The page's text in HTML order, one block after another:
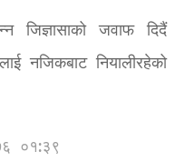
जिज्ञासाको जवाफ दिदैं
नजिकबाट नियालीरहेको
०१:३९